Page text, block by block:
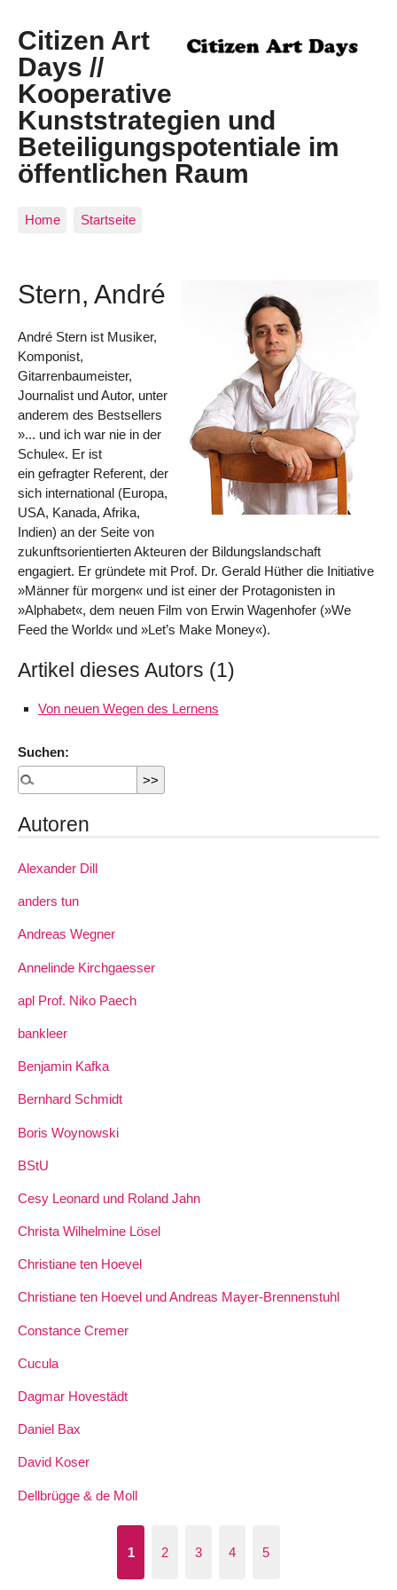
Citizen Art
Days //
Kooperative
Kunststrategien und
Beteiligungspotentiale im
öffentlichen Raum
Home Startseite
Stern, André
André Stern ist Musiker,
Komponist,
Gitarrenbaumeister,
Journalist und Autor, unter
anderem des Bestsellers
»... und ich war nie in der
Schule«. Er ist
ein gefragter Referent, der
sich international (Europa,
USA, Kanada, Afrika,
Indien) an der Seite von
zukunftsorientierten Akteuren der Bildungslandschaft
engagiert. Er gründete mit Prof. Dr. Gerald Hüther die Initiative
»Männer für morgen« und ist einer der Protagonisten in
»Alphabet«, dem neuen Film von Erwin Wagenhofer (»We
Feed the World« und »Let’s Make Money«).
Artikel dieses Autors (1)
Von neuen Wegen des Lernens
Suchen:
Autoren
Alexander Dill
anders tun
Andreas Wegner
Annelinde Kirchgaesser
apl Prof. Niko Paech
bankleer
Benjamin Kafka
Bernhard Schmidt
Boris Woynowski
BStU
Cesy Leonard und Roland Jahn
Christa Wilhelmine Lösel
Christiane ten Hoevel
Christiane ten Hoevel und Andreas Mayer-Brennenstuhl
Constance Cremer
Cucula
Dagmar Hovestädt
Daniel Bax
David Koser
Dellbrügge & de Moll
1 2 3 4 5